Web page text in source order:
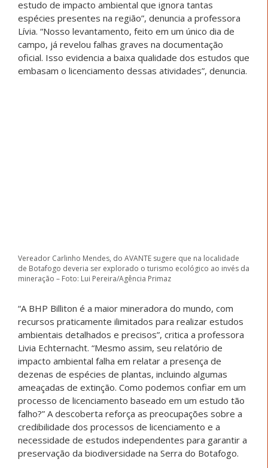
estudo de impacto ambiental que ignora tantas
espécies presentes na região”, denuncia a professora
Lívia. “Nosso levantamento, feito em um único dia de
campo, já revelou falhas graves na documentação
oficial. Isso evidencia a baixa qualidade dos estudos que
embasam o licenciamento dessas atividades”, denuncia.
Vereador Carlinho Mendes, do AVANTE sugere que na localidade
de Botafogo deveria ser explorado o turismo ecológico ao invés da
mineração – Foto: Lui Pereira/Agência Primaz
“A BHP Billiton é a maior mineradora do mundo, com
recursos praticamente ilimitados para realizar estudos
ambientais detalhados e precisos”, critica a professora
Livia Echternacht. “Mesmo assim, seu relatório de
impacto ambiental falha em relatar a presença de
dezenas de espécies de plantas, incluindo algumas
ameaçadas de extinção. Como podemos confiar em um
processo de licenciamento baseado em um estudo tão
falho?” A descoberta reforça as preocupações sobre a
credibilidade dos processos de licenciamento e a
necessidade de estudos independentes para garantir a
preservação da biodiversidade na Serra do Botafogo.